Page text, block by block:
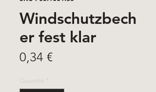
Windschutzbech
er fest klar
0,34 €Prix
Quantité